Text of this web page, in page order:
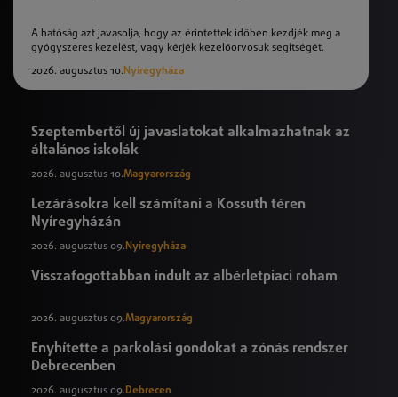
A hatóság azt javasolja, hogy az érintettek időben kezdjék meg a
gyógyszeres kezelést, vagy kérjék kezelőorvosuk segítségét.
2026. augusztus 10. Nyíregyháza
Szeptembertől új javaslatokat alkalmazhatnak az
általános iskolák
2026. augusztus 10.Magyarország
Lezárásokra kell számítani a Kossuth téren
Nyíregyházán
2026. augusztus 09. Nyíregyháza
Visszafogottabban indult az albérletpiaci roham
2026. augusztus 09.Magyarország
Enyhítette a parkolási gondokat a zónás rendszer
Debrecenben
2026. augusztus 09.Debrecen